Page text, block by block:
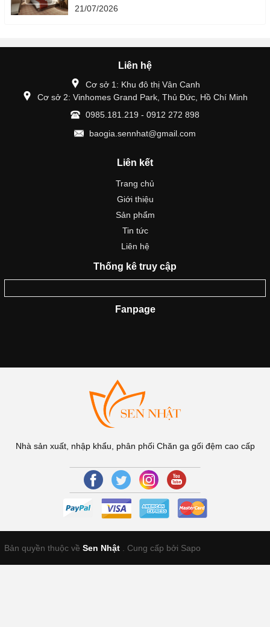
21/07/2026
Liên hệ
Cơ sở 1: Khu đô thị Vân Canh
Cơ sở 2: Vinhomes Grand Park, Thủ Đức, Hồ Chí Minh
0985.181.219 - 0912 272 898
baogia.sennhat@gmail.com
Liên kết
Trang chủ
Giới thiệu
Sản phẩm
Tin tức
Liên hệ
Thống kê truy cập
Fanpage
Nhà sản xuất, nhập khẩu, phân phối Chăn ga gối đệm cao cấp
Bản quyền thuộc về Sen Nhật Cung cấp bởi Sapo